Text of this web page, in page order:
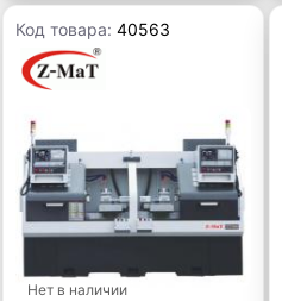
Код товара:40563
Нет в наличии